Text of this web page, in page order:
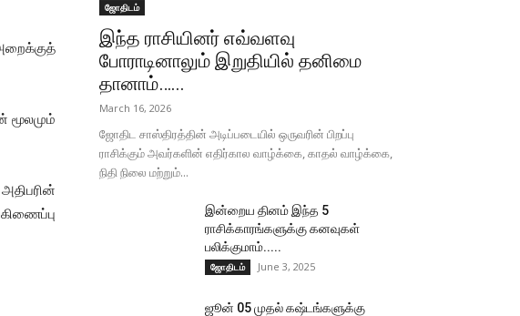
மூலமும்
ஜோதிடம்
இந்த ராசியினர் எவ்வளவு
போராடினாலும் இறுதியில் தனிமை
தானாம்…...
March 16, 2026
ஜோதிட சாஸ்திரத்தின் அடிப்படையில் ஒருவரின் பிறப்பு
ராசிக்கும் அவர்களின் எதிர்கால வாழ்க்கை, காதல் வாழ்க்கை,
நிதி நிலை மற்றும்...
இன்றைய தினம் இந்த 5
ராசிக்காரங்களுக்கு கனவுகள்
பலிக்குமாம்.....
ஜோதிடம் June 3, 2025
ஜூன் 05 முதல் கஷ்டங்களுக்கு